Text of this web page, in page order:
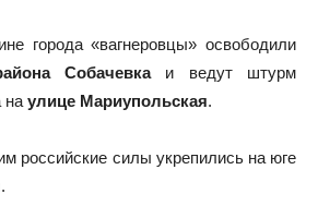
города «вагнеровцы» освободили
Собачевкаи ведут штурм
на улице Мариупольская.
российские силы укрепились на юге
.